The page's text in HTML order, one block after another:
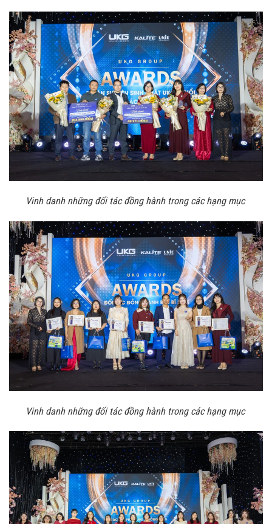
Vinh danh những đối tác đồng hành trong các hạng mục
Vinh danh những đối tác đồng hành trong các hạng mục